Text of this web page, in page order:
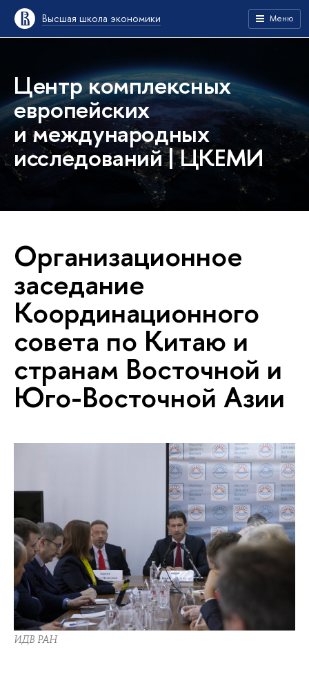
Высшая школа экономики Меню
Центр комплексных
европейских
и международных
исследований | ЦКЕМИ
Организационное
заседание
Координационного
совета по Китаю и
странам Восточной и
Юго-Восточной Азии
ИДВ РАН